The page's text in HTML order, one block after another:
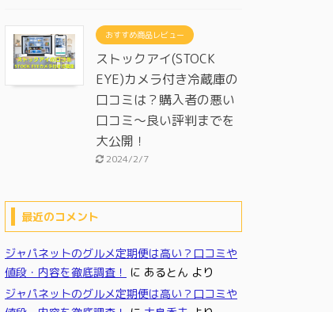
おすすめ商品レビュー
ストックアイ(STOCK
EYE)カメラ付き冷蔵庫の
口コミは？購入者の悪い
口コミ～良い評判までを
大公開！
2024/2/7
最近のコメント
ジャパネットのグルメ定期便は高い？口コミや
値段・内容を徹底調査！
に あるとん より
ジャパネットのグルメ定期便は高い？口コミや